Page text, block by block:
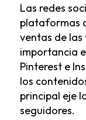
Las redes
plataformas
ventas de las
importancia
Pinterest e
los
principal eje
seguidores.